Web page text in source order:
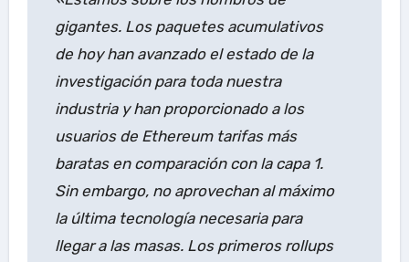
gigantes. Los paquetes acumulativos
de hoy han avanzado el estado de la
investigación para toda nuestra
industria y han proporcionado a los
usuarios de Ethereum tarifas más
baratas en comparación con la capa 1.
Sin embargo, no aprovechan al máximo
la última tecnología necesaria para
llegar a las masas. Los primeros rollups